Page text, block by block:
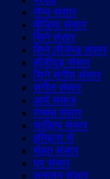
सैन्य संसार
मीडिया संसार
सिने संसार
सिने लीजेन्ड संसार
हॉलीवुड़ संसार
सिने संगीत संसार
संगीत संसार
आर्य समाज
रंगमंच संसार
साहित्य संसार
इतिहास से
सेहत संसार
घर संसार
सनातन संसार